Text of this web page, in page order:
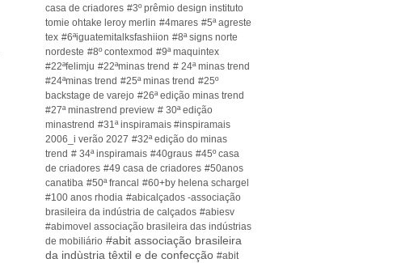
casa de criadores #3º prêmio design instituto
tomie ohtake leroy merlin #4mares #5ª agreste
tex #6ªiguatemitalksfashiion #8ª signs norte
nordeste #8º contexmod #9ª maquintex
#22ªfelimju #22ªminas trend # 24ª minas trend
#24ªminas trend #25ª minas trend #25º
backstage de varejo #26ª edição minas trend
#27ª minastrend preview # 30ª edição
minastrend #31ª inspiramais #inspiramais
2006_i verão 2027 #32ª edição do minas
trend # 34ª inspiramais #40graus #45º casa
de criadores #49 casa de criadores #50anos
canatiba #50ª francal #60+by helena schargel
#100 anos rhodia #abicalçados -associação
brasileira da indústria de calçados #abiesv
#abimovel associação brasileira das indústrias
de mobiliário #abit associação brasileira
da indùstria têxtil e de confecção #abit